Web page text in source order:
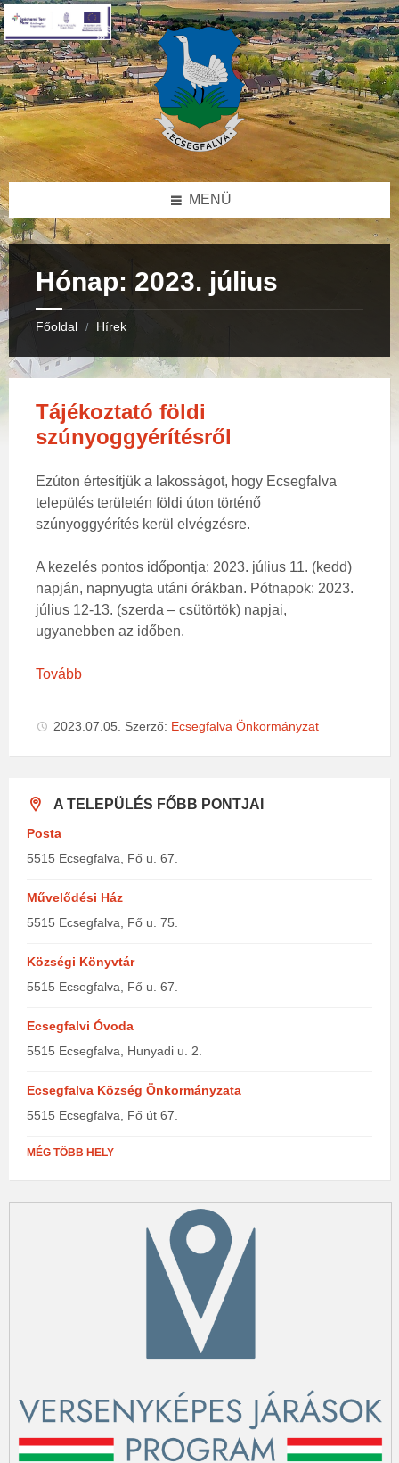
Skip
to
content
Skip
to
right
sidebar
Skip
to
footer
MENÜ
Hónap: 2023. július
Főoldal / Hírek
Tájékoztató földi
szúnyoggyérítésről
Ezúton értesítjük a lakosságot, hogy Ecsegfalva
település területén földi úton történő
szúnyoggyérítés kerül elvégzésre.
A kezelés pontos időpontja: 2023. július 11. (kedd)
napján, napnyugta utáni órákban. Pótnapok: 2023.
július 12-13. (szerda – csütörtök) napjai,
ugyanebben az időben.
Tovább
2023.07.05. Szerző: Ecsegfalva Önkormányzat
A TELEPÜLÉS FŐBB PONTJAI
Posta
5515 Ecsegfalva, Fő u. 67.
Művelődési Ház
5515 Ecsegfalva, Fő u. 75.
Községi Könyvtár
5515 Ecsegfalva, Fő u. 67.
Ecsegfalvi Óvoda
5515 Ecsegfalva, Hunyadi u. 2.
Ecsegfalva Község Önkormányzata
5515 Ecsegfalva, Fő út 67.
MÉG TÖBB HELY